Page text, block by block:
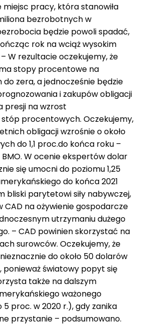
miejsc pracy, która stanowiła
bezrobotnych w
będzie powoli spadać,
rok na wciąż wysokim
W rezultacie oczekujemy, że
stopy procentowe na
do zera, a jednocześnie będzie
i zakupów obligacji
presji na wzrost
procentowych. Oczekujemy,
obligacji wzrośnie o około
do 1,1 proc.do końca roku –
W ocenie ekspertów dolar
się umocni do poziomu 1,25
do końca 2021
bliski parytetowi siły nabywczej,
CAD na ożywienie gospodarcze
utrzymaniu dużego
– CAD powinien skorzystać na
surowców. Oczekujemy, że
do około 50 dolarów
ponieważ światowy popyt się
także na dalszym
ważonego
proc. w 2020 r.), gdy zanika
przystanie – podsumowano.